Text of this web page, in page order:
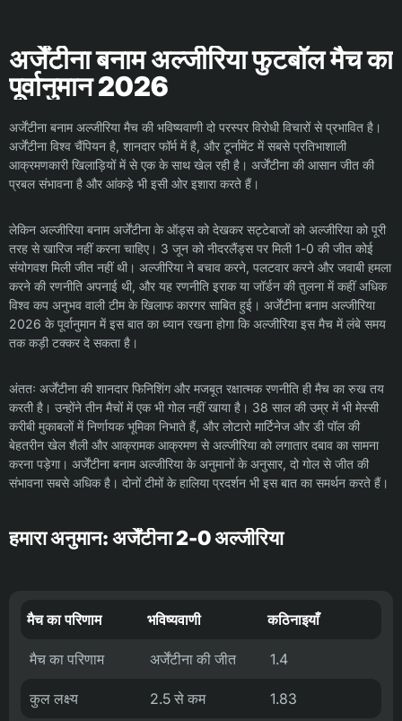
अर्जेंटीना बनाम अल्जीरिया फुटबॉल मैच का
पूर्वानुमान 2026
अर्जेंटीना बनाम अल्जीरिया मैच की भविष्यवाणी दो परस्पर विरोधी विचारों से प्रभावित है।
अर्जेंटीना विश्व चैंपियन है, शानदार फॉर्म में है, और टूर्नामेंट में सबसे प्रतिभाशाली
आक्रमणकारी खिलाड़ियों में से एक के साथ खेल रही है। अर्जेंटीना की आसान जीत की
प्रबल संभावना है और आंकड़े भी इसी ओर इशारा करते हैं।
लेकिन अल्जीरिया बनाम अर्जेंटीना के ऑड्स को देखकर सट्टेबाजों को अल्जीरिया को पूरी
तरह से खारिज नहीं करना चाहिए। 3 जून को नीदरलैंड्स पर मिली 1-0 की जीत कोई
संयोगवश मिली जीत नहीं थी। अल्जीरिया ने बचाव करने, पलटवार करने और जवाबी हमला
करने की रणनीति अपनाई थी, और यह रणनीति इराक या जॉर्डन की तुलना में कहीं अधिक
विश्व कप अनुभव वाली टीम के खिलाफ कारगर साबित हुई। अर्जेंटीना बनाम अल्जीरिया
2026 के पूर्वानुमान में इस बात का ध्यान रखना होगा कि अल्जीरिया इस मैच में लंबे समय
तक कड़ी टक्कर दे सकता है।
अंततः अर्जेंटीना की शानदार फिनिशिंग और मजबूत रक्षात्मक रणनीति ही मैच का रुख तय
करती है। उन्होंने तीन मैचों में एक भी गोल नहीं खाया है। 38 साल की उम्र में भी मेस्सी
करीबी मुकाबलों में निर्णायक भूमिका निभाते हैं, और लोटारो मार्टिनेज और डी पॉल की
बेहतरीन खेल शैली और आक्रामक आक्रमण से अल्जीरिया को लगातार दबाव का सामना
करना पड़ेगा। अर्जेंटीना बनाम अल्जीरिया के अनुमानों के अनुसार, दो गोल से जीत की
संभावना सबसे अधिक है। दोनों टीमों के हालिया प्रदर्शन भी इस बात का समर्थन करते हैं।
हमारा अनुमान: अर्जेंटीना 2-0 अल्जीरिया
मैच का परिणाम भविष्यवाणी कठिनाइयाँ
मैच का परिणाम अर्जेंटीना की जीत 1.4
कुल लक्ष्य 2.5 से कम 1.83